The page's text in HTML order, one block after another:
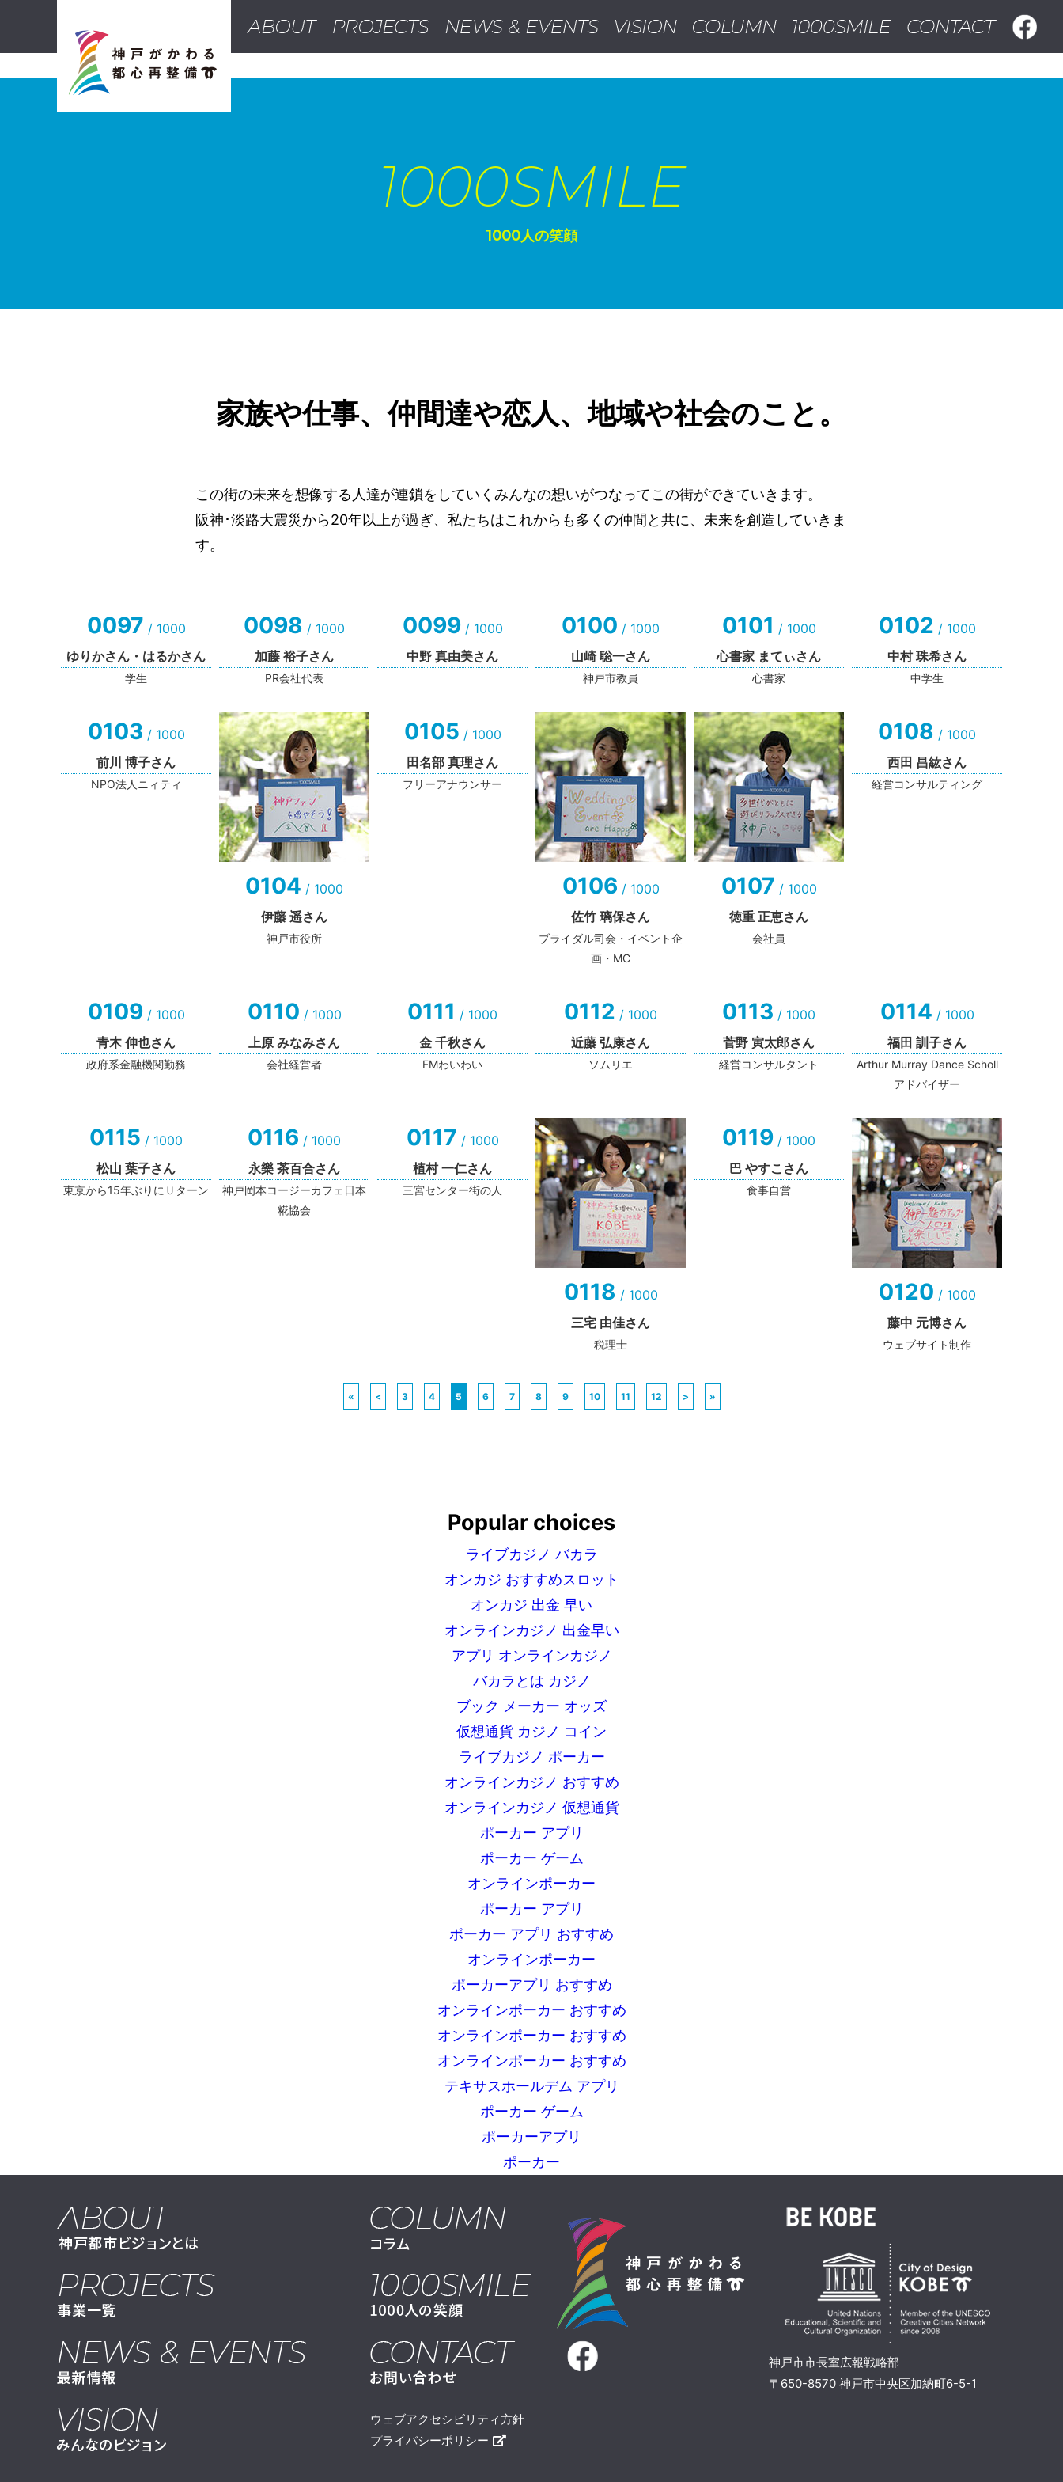
1000SMILE
家族や仕事、仲間達や恋人、地域や社会のこと。
この街の未来を想像する人達が連鎖をしていくみんなの想いがつなってこの街ができていきます。
阪神･淡路大震災から20年以上が過ぎ、私たちはこれからも多くの仲間と共に、未来を創造していきま
す。
0097 / 1000
ゆりかさん・はるかさん
学生
0098 / 1000
加藤 裕子さん
PR会社代表
0099/ 1000
中野 真由美さん
0100 / 1000
山崎 聡一さん
神戸市教員
0101 / 1000
心書家 まてぃさん
心書家
0102 / 1000
中村 珠希さん
中学生
0103 / 1000
前川 博子さん
NPO法人ニィティ
0104 / 1000
伊藤 遥さん
神戸市役所
0105 / 1000
田名部 真理さん
フリーアナウンサー
0106 / 1000
佐竹 璃保さん
ブライダル司会・イベント企
画・MC
0107 / 1000
徳重 正恵さん
会社員
0108 / 1000
西田 昌紘さん
経営コンサルティング
0109/ 1000
青木 伸也さん
政府系金融機関勤務
0110 / 1000
上原 みなみさん
会社経営者
0111 / 1000
金 千秋さん
FMわいわい
0112 / 1000
近藤 弘康さん
ソムリエ
0113 / 1000
菅野 寅太郎さん
経営コンサルタント
0114 / 1000
福田 訓子さん
Arthur Murray Dance Scholl
アドバイザー
0115 / 1000
松山 葉子さん
東京から15年ぶりにＵターン
0116 / 1000
永樂 茶百合さん
神戸岡本コージーカフェ日本
糀協会
0117 / 1000
植村 一仁さん
三宮センター街の人
0118 / 1000
三宅 由佳さん
税理士
0119 / 1000
巴 やすこさん
食事自営
0120 / 1000
藤中 元博さん
ウェブサイト制作
« < 3 4 5 6 7 8 9 10 11 12 > »
Popular choices
ライブカジノ バカラ
オンカジ おすすめスロット
オンカジ 出金 早い
オンラインカジノ 出金早い
アプリ オンラインカジノ
バカラとは カジノ
ブック メーカー オッズ
仮想通貨 カジノ コイン
ライブカジノ ポーカー
オンラインカジノ おすすめ
オンラインカジノ 仮想通貨
ポーカー アプリ
ポーカー ゲーム
オンラインポーカー
ポーカー アプリ
ポーカー アプリ おすすめ
オンラインポーカー
ポーカーアプリ おすすめ
オンラインポーカー おすすめ
オンラインポーカー おすすめ
オンラインポーカー おすすめ
テキサスホールデム アプリ
ポーカー ゲーム
ポーカーアプリ
ポーカー
ウェブアクセシビリティ方針
プライバシーポリシー
神戸市市長室広報戦略部
〒650-8570 神戸市中央区加納町6-5-1